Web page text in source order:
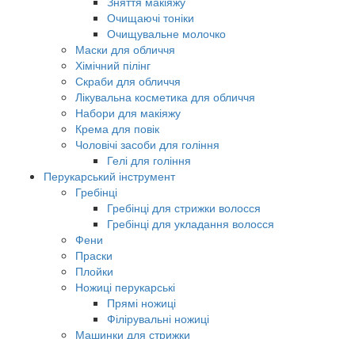
Очищаючі тоніки
Очищувальне молочко
Маски для обличчя
Хімічний пілінг
Скраби для обличчя
Лікувальна косметика для обличчя
Набори для макіяжу
Крема для повік
Чоловічі засоби для гоління
Гелі для гоління
Перукарський інструмент
Гребінці
Гребінці для стрижки волосся
Гребінці для укладання волосся
Фени
Праски
Плойки
Ножиці перукарські
Прямі ножиці
Філірувальні ножиці
Машинки для стрижки